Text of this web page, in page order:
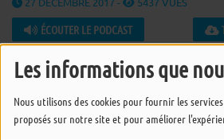
Les informations que
Nous utilisons des cookies pour fournir les
proposés sur notre site et pour améliorer
ÉCOUTER LE PODCAST
alemayehu eshete - temar ledje
idris ackamoor - tinoge ya ta'a ba pt.1